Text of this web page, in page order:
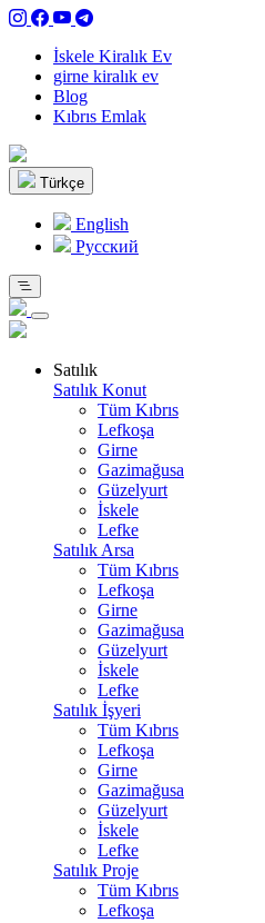
İskele Kiralık Ev
girne kiralık ev
Blog
Kıbrıs Emlak
Türkçe
English
Pусский
Satılık
Satılık Konut
Tüm Kıbrıs
Lefkoşa
Girne
Gazimağusa
Güzelyurt
İskele
Lefke
Satılık Arsa
Tüm Kıbrıs
Lefkoşa
Girne
Gazimağusa
Güzelyurt
İskele
Lefke
Satılık İşyeri
Tüm Kıbrıs
Lefkoşa
Girne
Gazimağusa
Güzelyurt
İskele
Lefke
Satılık Proje
Tüm Kıbrıs
Lefkoşa